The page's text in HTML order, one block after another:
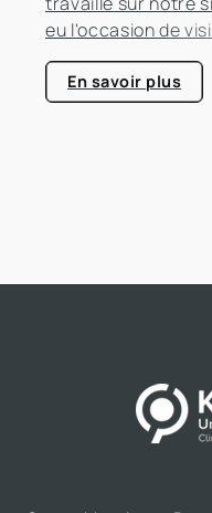
eu l'occasion de
compétence
avec sa classe.
était entièrement
En savoir plus